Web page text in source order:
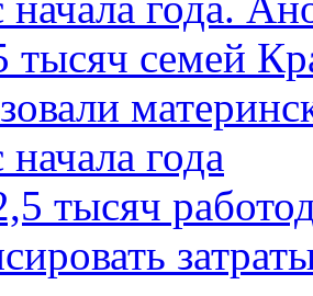
тысяч семей
начала года
тысяч